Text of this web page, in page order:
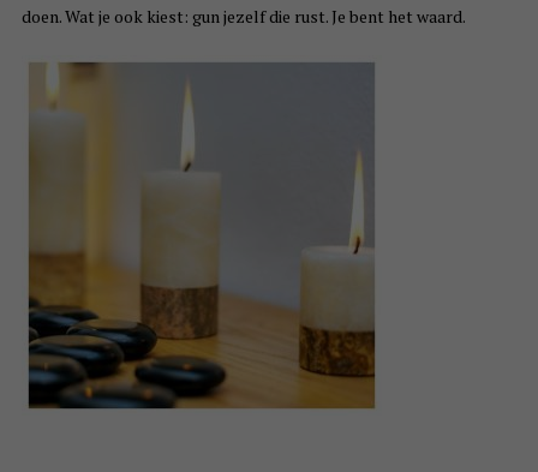
doen. Wat je ook kiest: gun jezelf die rust. Je bent het waard.